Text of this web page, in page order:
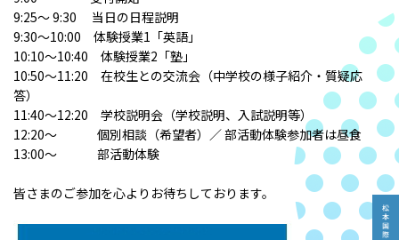
9:25～ 9:30 当日の日程説明
9:30～10:00 体験授業1「英語」
10:10～10:40 体験授業2「塾」
10:50～11:20 在校生との交流会（中学校の様子紹介・質疑応
答）
11:40～12:20 学校説明会（学校説明、入試説明等）
12:20～ 個別相談（希望者）／ 部活動体験参加者は昼食
13:00～ 部活動体験
皆さまのご参加を心よりお待ちしております。